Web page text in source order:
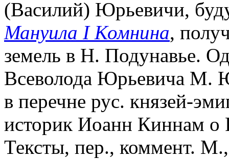
(Василий) Юрьевичи,
Мануила I Комнина,
земель в Н. Подунавье.
Всеволода Юрьевича М.
в перечне рус. князей-
историк Иоанн Киннам о
Тексты, пер., коммент.